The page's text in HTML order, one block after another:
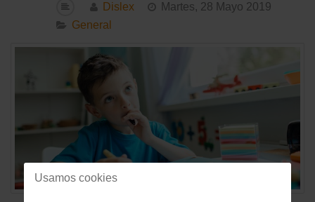
Dislex
Martes, 28 Mayo 2019
General
Usamos cookies